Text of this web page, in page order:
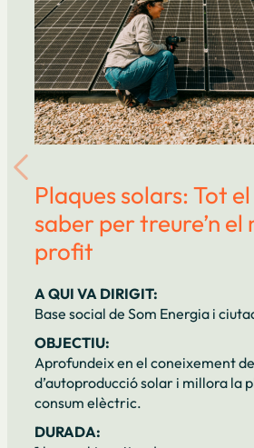
Plaques solars: Tot
saber per treure’n el
profit
A QUI VA DIRIGIT:
Base social de Som Energia i
OBJECTIU:
Aprofundeix en el coneixement
d’autoproducció solar i millora la
consum elèctric.
DURADA: